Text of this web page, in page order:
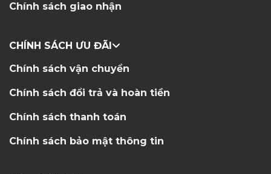
Chính sách giao nhận
CHÍNH SÁCH ƯU ĐÃI
Chính sách vận chuyển
Chính sách đổi trả và hoàn tiền
Chính sách thanh toán
Chính sách bảo mật thông tin